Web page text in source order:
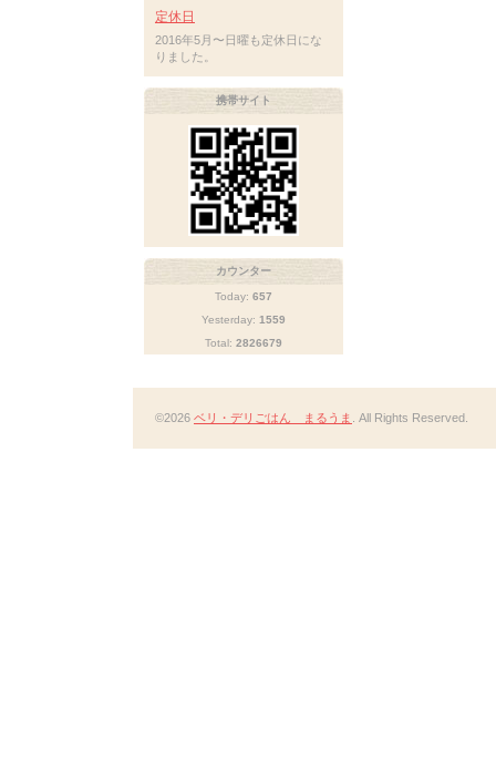
定休日
2016年5月〜日曜も定休日にな
りました。
携帯サイト
カウンター
Today: 657
Yesterday: 1559
Total: 2826679
©2026 ベリ・デリごはん まるうま . All Rights Reserved.